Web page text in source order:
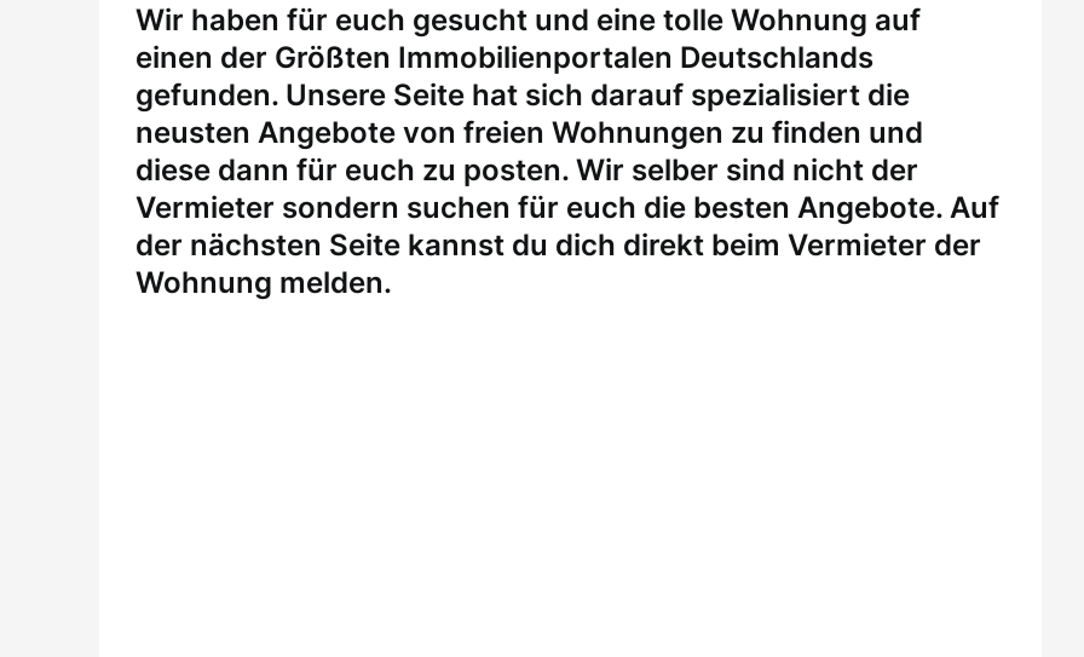
Wir haben für euch gesucht und eine tolle Wohnung auf
einen der Größten Immobilienportalen Deutschlands
gefunden. Unsere Seite hat sich darauf spezialisiert die
neusten Angebote von freien Wohnungen zu finden und
diese dann für euch zu posten. Wir selber sind nicht der
Vermieter sondern suchen für euch die besten Angebote. Auf
der nächsten Seite kannst du dich direkt beim Vermieter der
Wohnung melden.